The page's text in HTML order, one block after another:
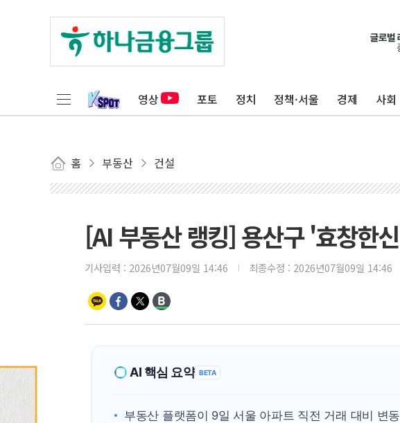
영상 포토 정치 정책·서울 경제 사회
홈 부동산 건설
[AI 부동산 랭킹] 용산구 '효창한
기사입력 : 2026년07월09일 14:46 최종수정 : 2026년07월09일 14:46
AI 핵심 요약 BETA
부동산 플랫폼이 9일 서울 아파트 직전 거래 대비 변